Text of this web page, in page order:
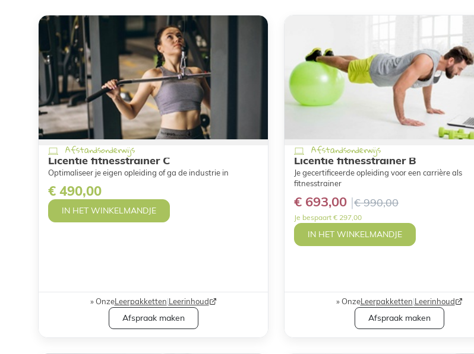
Afstandsonderwijs
Licentie fitnesstrainer C
Optimaliseer je eigen opleiding of ga de industrie in
€ 490,00
IN HET WINKELMANDJE
OnzeLeerpakketten|Leerinhoud
Afspraak maken
Afstandsonderwijs
Licentie fitnesstrainer B
Je gecertificeerde opleiding voor een carrière als
fitnesstrainer
€ 693,00 € 990,00
Je bespaart € 297,00
IN HET WINKELMANDJE
OnzeLeerpakketten|Leerinhoud
Afspraak maken